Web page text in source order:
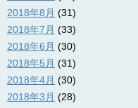
2018年8月 (31)
2018年7月 (33)
2018年6月 (30)
2018年5月 (31)
2018年4月 (30)
2018年3月 (28)